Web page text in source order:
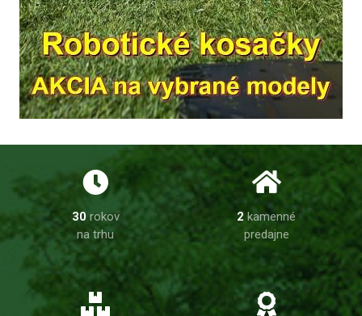
30rokov
na trhu
2 kamenné
predajne